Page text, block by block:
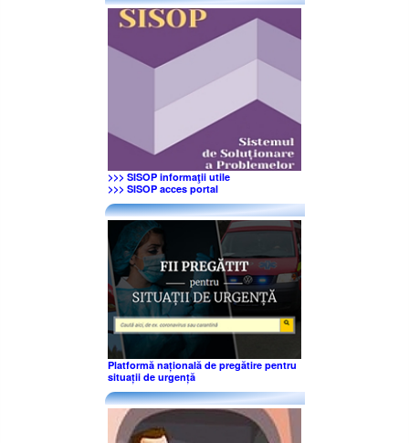
>>> SISOP informaţii utile
>>> SISOP acces portal
Platformă națională de pregătire pentru
situații de urgență